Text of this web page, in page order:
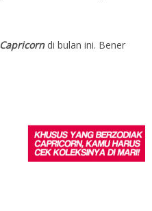
Capricorndi bulan ini. Bener